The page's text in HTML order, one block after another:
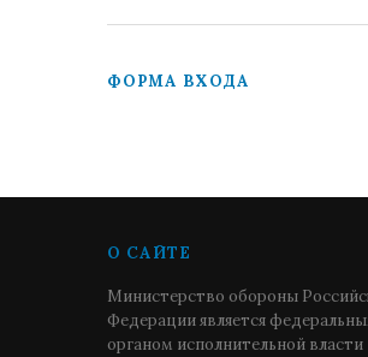
ФОРМА ВХОДА
О САЙТЕ
Министерство обороны
Федерации является
органом исполнительной власти